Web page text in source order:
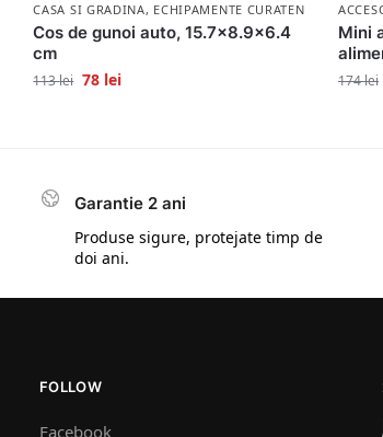
CASA SI GRADINA, ECHIPAMENTE CURATENIE SI IGIENA
Cos de gunoi auto, 15.7×8.9×6.4
cm
113lei 78 lei
Mini
174lei
Garantie 2 ani
Produse sigure, protejate timp de
doi ani.
FOLLOW
Facebook